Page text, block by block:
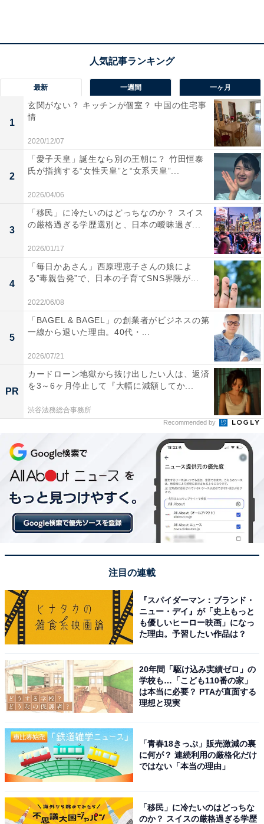
同性婚の法制化は「賛成」82.2％
同性婚の法制化については、「賛成」が31.0％、「どち
らかといえば賛成」が51.2％で、計82.2％が賛成と回
答。2018年調査の78.4％から3.8ポイント上昇しまし
た。
回答者の内訳を見ると、LGBTQ+層を除く5685人のうち
5.7％に当たる307人の「生理的嫌悪があり、社会への影
響を気にする層（電通では「批判アンチ層」と表現）」
を除くすべての層において、過半数が法制化に賛成。同
性愛者が出てくる映画やドラマ、ドキュメンタリーを観
たり、LGBT当事者によるSNSの発信を通じて意識が変
わった・理解が深まったといった意見がありました。
職）比率が高く、「LGBTQ+が増えると日本の少子化に
つながる」「普通に異性と結婚して、子どもを産むのが
正しいあり方だと思う」「同性愛は生理的に嫌だと感じ
てしまう」とする比率が他の層と比較して圧倒的に高い
ことが分かりました。
最新 一週間 一ヶ月
1
玄関がない？ キッチンが個室？ 中国の住宅事
情
2020/12/07
2
「愛子天皇」誕生なら別の王朝に？ 竹田恒泰
氏が指摘する“女性天皇”と“女系天皇”...
2026/04/06
3
「移民」に冷たいのはどっちなのか？ スイス
の厳格過ぎる学歴選別と、日本の曖昧過ぎ...
2026/01/17
4
「毎日かあさん」西原理恵子さんの娘によ
る”毒親告発”で、日本の子育てSNS界隈が...
2022/06/08
5
「BAGEL & BAGEL」の創業者がビジネスの第
一線から退いた理由。40代・...
2026/07/21
PR
カードローン地獄から抜け出したい人は、返済
を3～6ヶ月停止して『大幅に減額してか...
渋谷法務総合事務所
Recommended by
注目の連載
『スパイダーマン：ブランド・
ニュー・デイ』が「史上もっと
も優しいヒーロー映画」になっ
た理由。予習したい作品は？
20年間「駆け込み実績ゼロ」の
学校も…「こども110番の家」
は本当に必要？ PTAが直面する
理想と現実
「青春18きっぷ」販売激減の裏
に何が？ 連続利用の厳格化だけ
ではない「本当の理由」
「移民」に冷たいのはどっちな
のか？ スイスの厳格過ぎる学歴